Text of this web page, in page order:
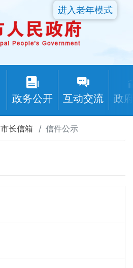
政务公开 互动交流 政
进入老年模式
市长信箱 信件公示